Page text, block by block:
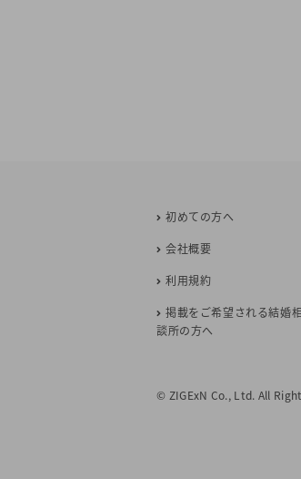
初めての方へ
会社概要
利用規約
掲載をご希望される結婚相
談所の方へ
© ZIGExN Co., Ltd. All